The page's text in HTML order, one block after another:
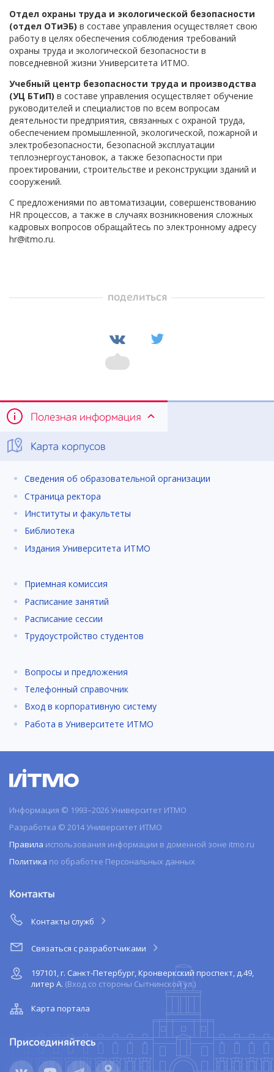
Отдел охраны труда и экологической безопасности
(отдел ОТиЭБ) в составе управления осуществляет свою
работу в целях обеспечения соблюдения требований
охраны труда и экологической безопасности в
повседневной жизни Университета ИТМО.
Учебный центр безопасности труда и производства
(УЦ БТиП) в составе управления осуществляет обучение
руководителей и специалистов по всем вопросам
деятельности предприятия, связанных с охраной труда,
обеспечением промышленной, экологической, пожарной и
электробезопасности, безопасной эксплуатации
теплоэнергоустановок, а также безопасности при
проектировании, строительстве и реконструкции зданий и
сооружений.
С предложениями по автоматизации, совершенствованию
HR процессов, а также в случаях возникновения сложных
кадровых вопросов обращайтесь по электронному адресу
hr@itmo.ru.
поделиться
Полезная информация
Карта корпусов
Сведения об образовательной организации
Страница ректора
Институты и факультеты
Библиотека
Издания Университета ИТМО
Приемная комиссия
Расписание занятий
Расписание сессии
Трудоустройство студентов
Вопросы и предложения
Телефонный справочник
Вход в корпоративную систему
Работа в Университете ИТМО
Информация © 1993–2026 Университет ИТМО
Разработка © 2014 Университет ИТМО
Правила использования информации в доменной зоне itmo.ru
Политика по обработке Персональных данных
Контакты
Контакты служб
Связаться с разработчиками
197101, г. Санкт-Петербург, Кронверкский проспект, д.49,
литер А. (Вход со стороны Сытнинской ул.)
Карта портала
Присоединяйтесь